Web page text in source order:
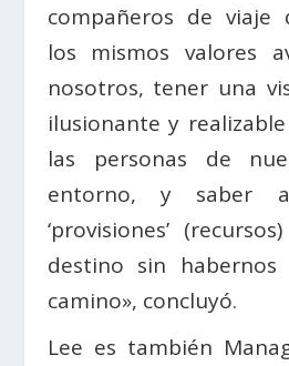
compañeros de viaje
los mismos valores
nosotros, tener una
ilusionante y
las personas de
entorno, y saber
‘provisiones’
destino sin
camino», concluyó.
Lee es también